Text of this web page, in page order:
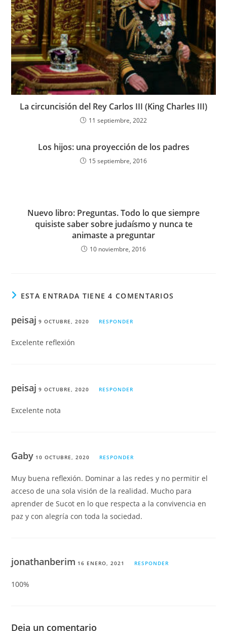
La circuncisión del Rey Carlos III (King Charles III)
11 septiembre, 2022
Los hijos: una proyección de los padres
15 septiembre, 2016
Nuevo libro: Preguntas. Todo lo que siempre
quisiste saber sobre judaísmo y nunca te
animaste a preguntar
10 noviembre, 2016
ESTA ENTRADA TIENE 4 COMENTARIOS
peisaj 9 OCTUBRE, 2020 RESPONDER
Excelente reflexión
peisaj 9 OCTUBRE, 2020 RESPONDER
Excelente nota
Gaby 10 OCTUBRE, 2020 RESPONDER
Muy buena reflexión. Dominar a las redes y no permitir el
acceso de una sola visión de la realidad. Mucho para
aprender de Sucot en lo que respecta a la convivencia en
paz y con alegría con toda la sociedad.
jonathanberim 16 ENERO, 2021 RESPONDER
100%
Deja un comentario